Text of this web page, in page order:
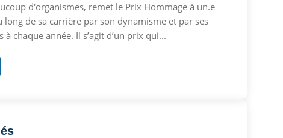
d'organismes, remet le Prix Hommage à un.e
de sa carrière par son dynamisme et par ses
chaque année. Il s’agit d’un prix qui...